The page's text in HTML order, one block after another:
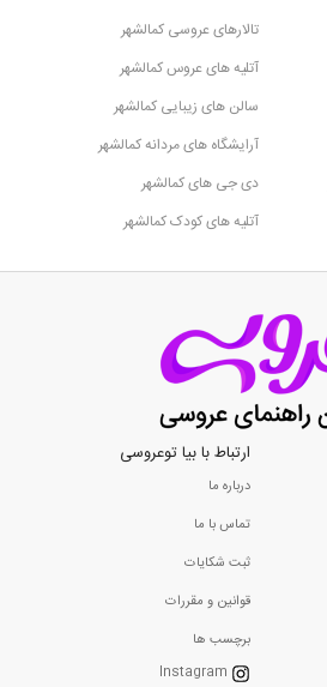
تالارهای عروسی کمالشهر
آتلیه های عروس کمالشهر
سالن های زیبایی کمالشهر
آرایشگاه های مردانه کمالشهر
دی جی های کمالشهر
آتلیه های کودک کمالشهر
ارتباط با بیا توعروسی
درباره ما
تماس با ما
ثبت شکایات
قوانین و مقررات
برچسب ها
Instagram